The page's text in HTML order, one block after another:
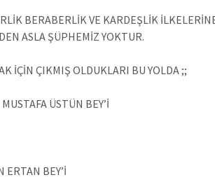
BERABERLİK VE KARDEŞLİK
ASLA ŞÜPHEMİZ YOKTUR.
İÇİN ÇIKMIŞ OLDUKLARI BU YOLDA ;;
ÜSTÜN BEY’İ
ERTAN BEY’İ